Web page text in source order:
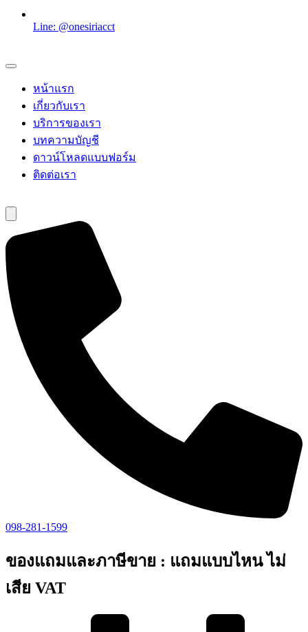
Line: @onesiriacct
หน้าแรก
เกี่ยวกับเรา
บริการของเรา
บทความบัญชี
ดาวน์โหลดแบบฟอร์ม
ติดต่อเรา
098-281-1599
ของแถมและภาษีขาย : แถมแบบไหน ไม่
เสีย VAT